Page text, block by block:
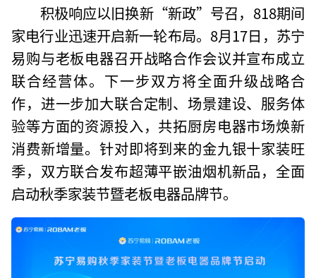
积极响应以旧换新“新政”号召，818期间
家电行业迅速开启新一轮布局。8月17日，苏宁
易购与老板电器召开战略合作会议并宣布成立
联合经营体。下一步双方将全面升级战略合
作，进一步加大联合定制、场景建设、服务体
验等方面的资源投入，共拓厨房电器市场焕新
消费新增量。针对即将到来的金九银十家装旺
季，双方联合发布超薄平嵌油烟机新品，全面
启动秋季家装节暨老板电器品牌节。